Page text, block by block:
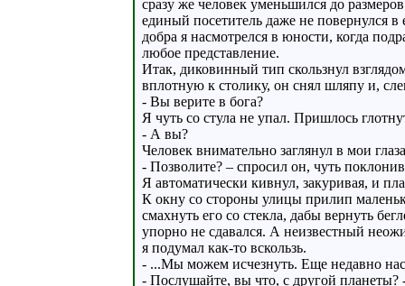
сразу же человек уменьшился до
единый посетитель даже не повернулся
добра я насмотрелся в юности, когда
любое представление.
Итак, диковинный тип скользнул
вплотную к столику, он снял шляпу и,
- Вы верите в бога?
Я чуть со стула не упал. Пришлось
- А вы?
Человек внимательно заглянул в мои
- Позволите? – спросил он, чуть
Я автоматически кивнул, закуривая, и
К окну со стороны улицы прилип
смахнуть его со стекла, дабы вернуть
упорно не сдавался. А неизвестный
я подумал как-то вскользь.
- ...Мы можем исчезнуть. Еще недавно
- Послушайте, вы что, с другой планеты?